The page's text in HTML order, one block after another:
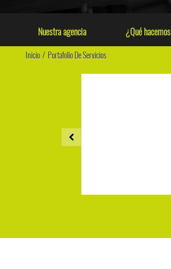
Nuestra agencia ¿Qué
Inicio / Portafolio De Servicios